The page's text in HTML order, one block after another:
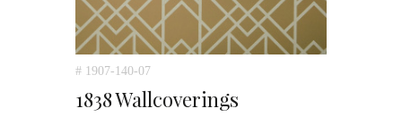
# 1907-140-07
1838 Wallcoverings